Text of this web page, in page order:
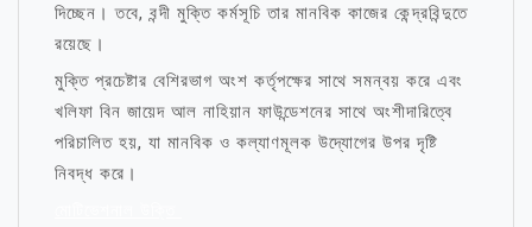
দিচ্ছেন। তবে, বন্দী মুক্তি কর্মসূচি তার মানবিক কাজের কেন্দ্রবিন্দুতে
রয়েছে।
মুক্তি প্রচেষ্টার বেশিরভাগ অংশ কর্তৃপক্ষের সাথে সমন্বয় করে এবং
খলিফা বিন জায়েদ আল নাহিয়ান ফাউন্ডেশনের সাথে অংশীদারিত্বে
পরিচালিত হয়, যা মানবিক ও কল্যাণমূলক উদ্যোগের উপর দৃষ্টি
নিবদ্ধ করে।